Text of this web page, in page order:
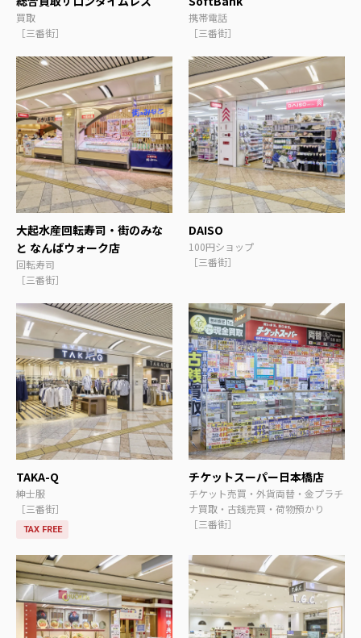
買取
［三番街］
携帯電話
［三番街］
大起水産回転寿司・街のみな
と なんばウォーク店
回転寿司
［三番街］
DAISO
100円ショップ
［三番街］
TAKA-Q
紳士服
［三番街］
TAX FREE
チケットスーパー日本橋店
チケット売買・外貨両替・金プラチ
ナ買取・古銭売買・荷物預かり
［三番街］